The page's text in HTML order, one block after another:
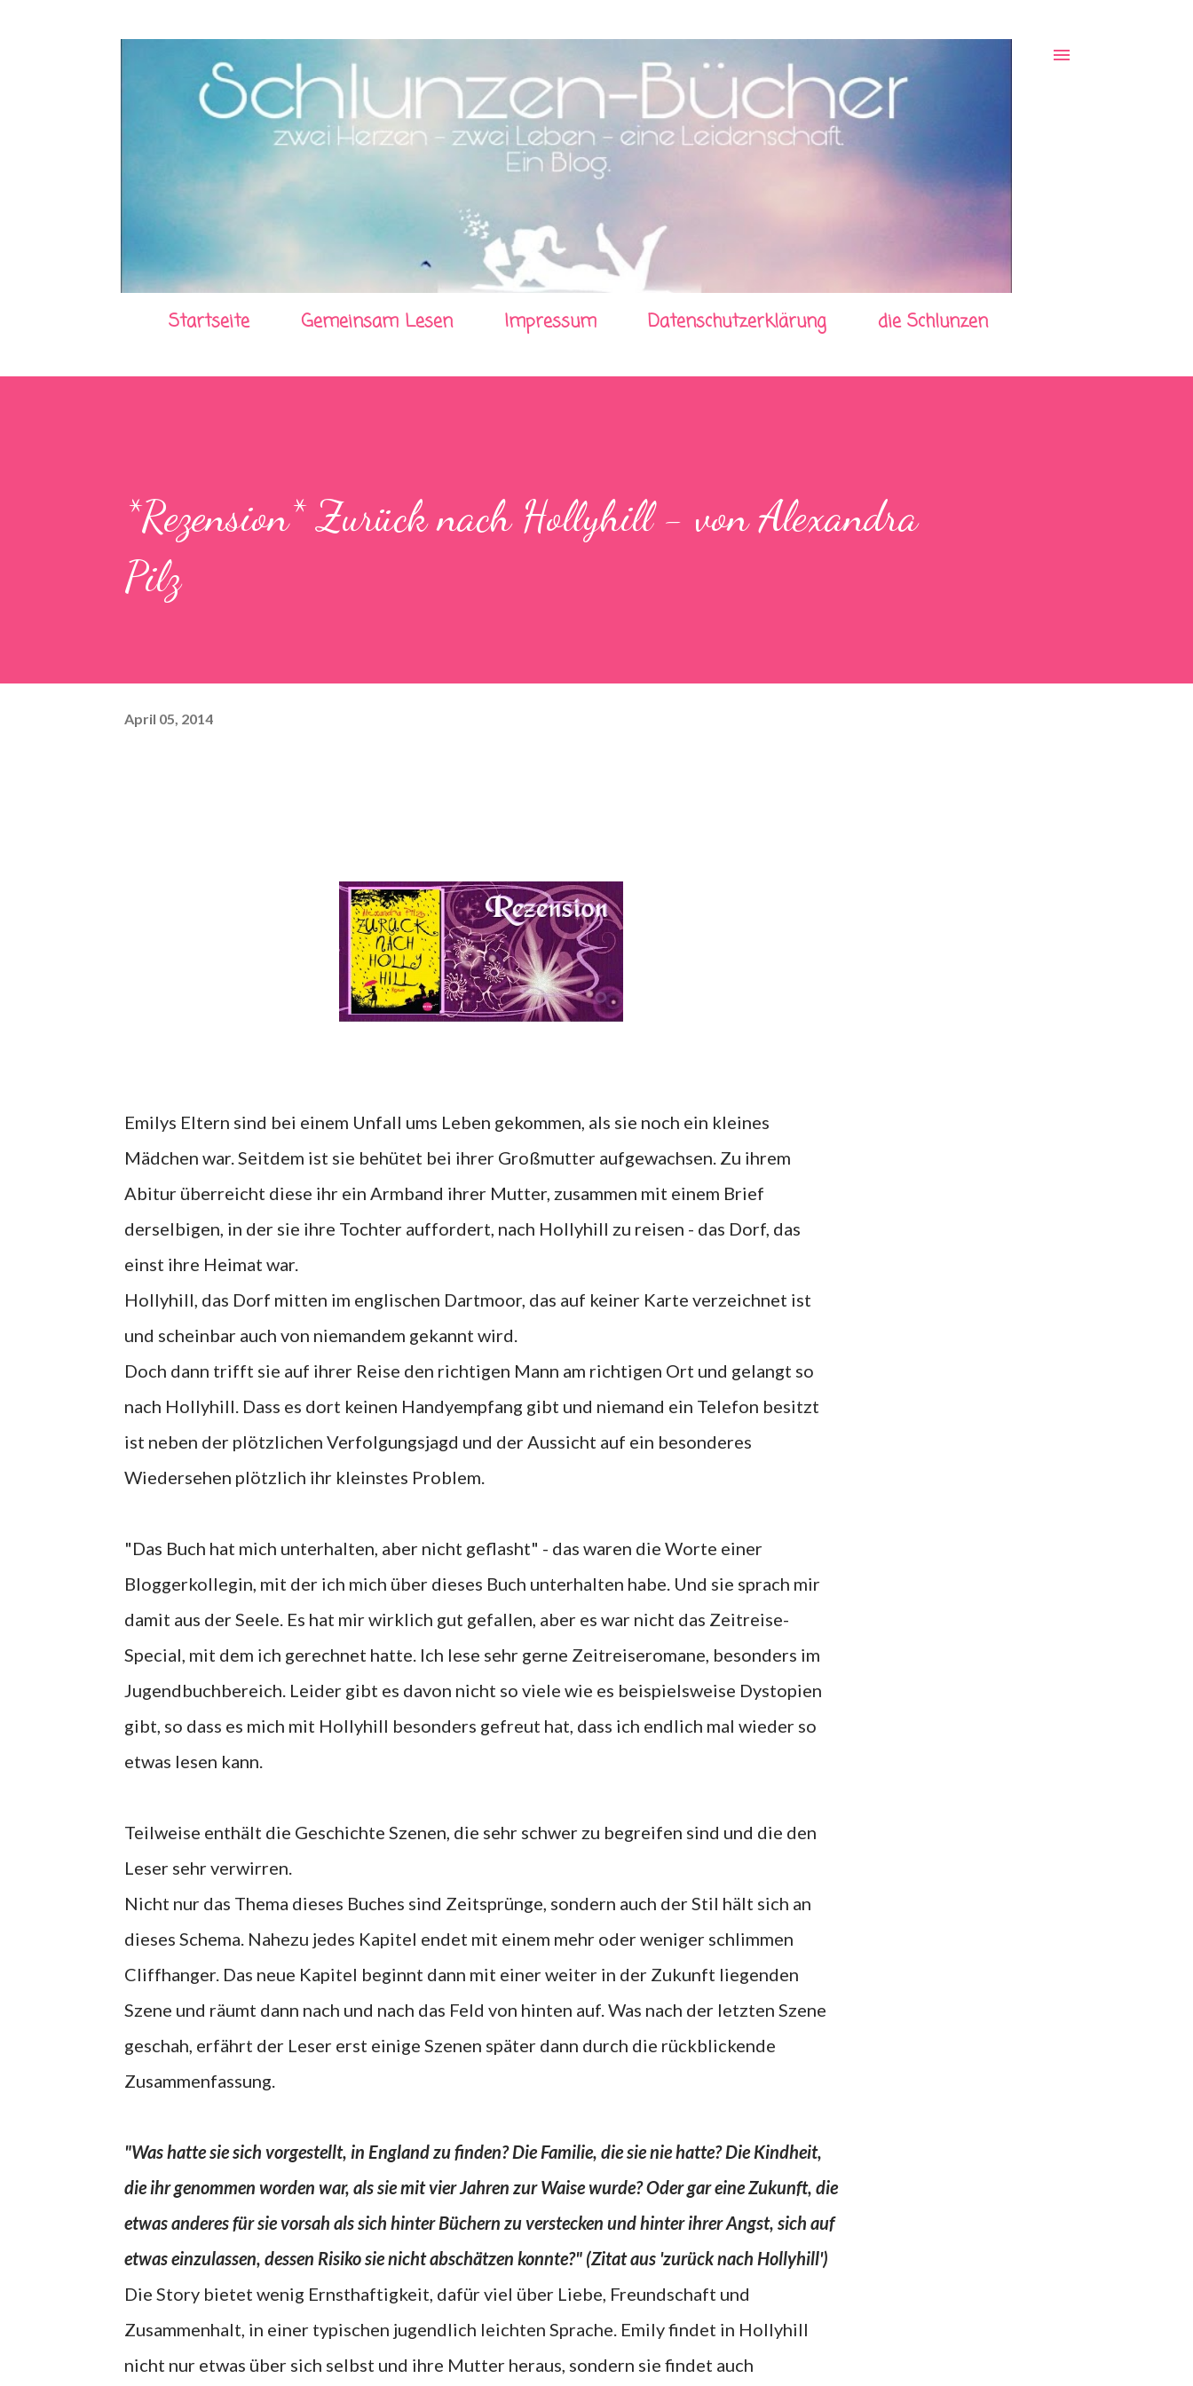
Startseite Gemeinsam Lesen Impressum Datenschutzerklärung die Schlunzen
*Rezension* Zurück nach Hollyhill - von Alexandra
Pilz
April 05, 2014
Emilys Eltern sind bei einem Unfall ums Leben gekommen, als sie noch ein kleines
Mädchen war. Seitdem ist sie behütet bei ihrer Großmutter aufgewachsen. Zu ihrem
Abitur überreicht diese ihr ein Armband ihrer Mutter, zusammen mit einem Brief
derselbigen, in der sie ihre Tochter auffordert, nach Hollyhill zu reisen - das Dorf, das
einst ihre Heimat war.
Hollyhill, das Dorf mitten im englischen Dartmoor, das auf keiner Karte verzeichnet ist
und scheinbar auch von niemandem gekannt wird.
Doch dann trifft sie auf ihrer Reise den richtigen Mann am richtigen Ort und gelangt so
nach Hollyhill. Dass es dort keinen Handyempfang gibt und niemand ein Telefon besitzt
ist neben der plötzlichen Verfolgungsjagd und der Aussicht auf ein besonderes
Wiedersehen plötzlich ihr kleinstes Problem.
"Das Buch hat mich unterhalten, aber nicht geflasht" - das waren die Worte einer
Bloggerkollegin, mit der ich mich über dieses Buch unterhalten habe. Und sie sprach mir
damit aus der Seele. Es hat mir wirklich gut gefallen, aber es war nicht das Zeitreise-
Special, mit dem ich gerechnet hatte. Ich lese sehr gerne Zeitreiseromane, besonders im
Jugendbuchbereich. Leider gibt es davon nicht so viele wie es beispielsweise Dystopien
gibt, so dass es mich mit Hollyhill besonders gefreut hat, dass ich endlich mal wieder so
etwas lesen kann.
Teilweise enthält die Geschichte Szenen, die sehr schwer zu begreifen sind und die den
Leser sehr verwirren.
Nicht nur das Thema dieses Buches sind Zeitsprünge, sondern auch der Stil hält sich an
dieses Schema. Nahezu jedes Kapitel endet mit einem mehr oder weniger schlimmen
Cliffhanger. Das neue Kapitel beginnt dann mit einer weiter in der Zukunft liegenden
Szene und räumt dann nach und nach das Feld von hinten auf. Was nach der letzten Szene
geschah, erfährt der Leser erst einige Szenen später dann durch die rückblickende
Zusammenfassung.
"Was hatte sie sich vorgestellt, in England zu finden? Die Familie, die sie nie hatte? Die Kindheit,
die ihr genommen worden war, als sie mit vier Jahren zur Waise wurde? Oder gar eine Zukunft, die
etwas anderes für sie vorsah als sich hinter Büchern zu verstecken und hinter ihrer Angst, sich auf
etwas einzulassen, dessen Risiko sie nicht abschätzen konnte?" (Zitat aus 'zurück nach Hollyhill')
Die Story bietet wenig Ernsthaftigkeit, dafür viel über Liebe, Freundschaft und
Zusammenhalt, in einer typischen jugendlich leichten Sprache. Emily findet in Hollyhill
nicht nur etwas über sich selbst und ihre Mutter heraus, sondern sie findet auch